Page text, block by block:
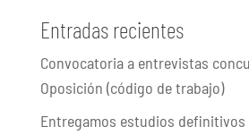
Entradas recientes
Convocatoria a entrevistas
Oposición (código de trabajo)
Entregamos estudios definitivos